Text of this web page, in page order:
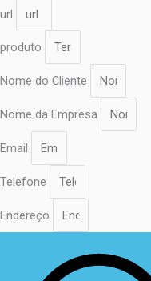
url
produto
Nome do Cliente
Nome da Empresa
Email
Telefone
Endereço